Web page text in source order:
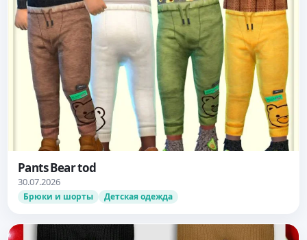
Pants Bear tod
30.07.2026
Брюки и шорты Детская одежда